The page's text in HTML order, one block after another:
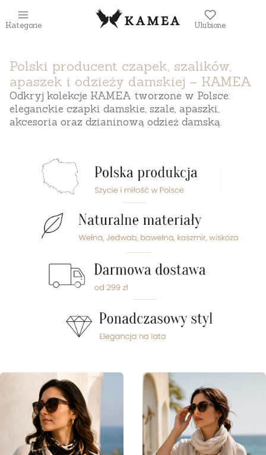
Kategorie Ulubione
Polski producent czapek, szalików,
apaszek i odzieży damskiej – KAMEA
Odkryj kolekcje KAMEA tworzone w Polsce:
eleganckie czapki damskie, szale, apaszki,
akcesoria oraz dzianinową odzież damską.